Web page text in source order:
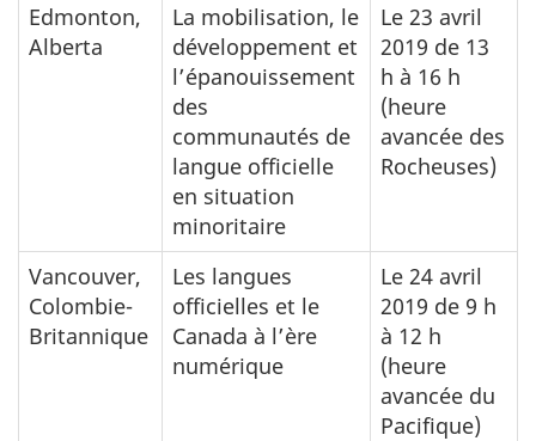
Edmonton,
Alberta
La mobilisation, le
développement et
l’épanouissement
des
communautés de
langue officielle
en situation
minoritaire
Le 23 avril
2019 de 13
h à 16 h
(heure
avancée des
Rocheuses)
Vancouver,
Colombie-
Britannique
Les langues
officielles et le
Canada à l’ère
numérique
Le 24 avril
2019 de 9 h
à 12 h
(heure
avancée du
Pacifique)